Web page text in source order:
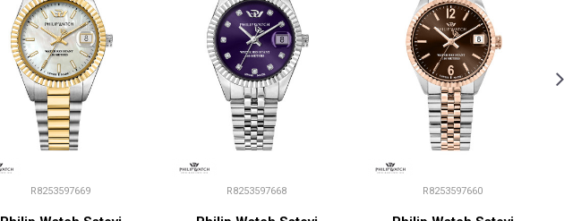
R8253597669 R8253597668 R8253597660